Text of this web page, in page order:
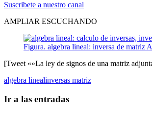
Suscribete a nuestro canal
AMPLIAR ESCUCHANDO
Figura. algebra lineal: inversa de matriz
[Tweet «»La ley de signos de una matriz
algebra linealinversas matriz
Ir a las entradas